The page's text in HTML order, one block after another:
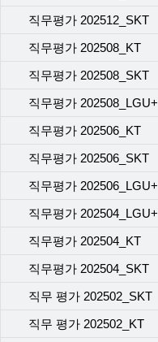
직무평가 202512_SKT
직무평가 202508_KT
직무평가 202508_SKT
직무평가 202508_LGU+
직무평가 202506_KT
직무평가 202506_SKT
직무평가 202506_LGU+
직무평가 202504_LGU+
직무평가 202504_KT
직무평가 202504_SKT
직무 평가 202502_SKT
직무 평가 202502_KT